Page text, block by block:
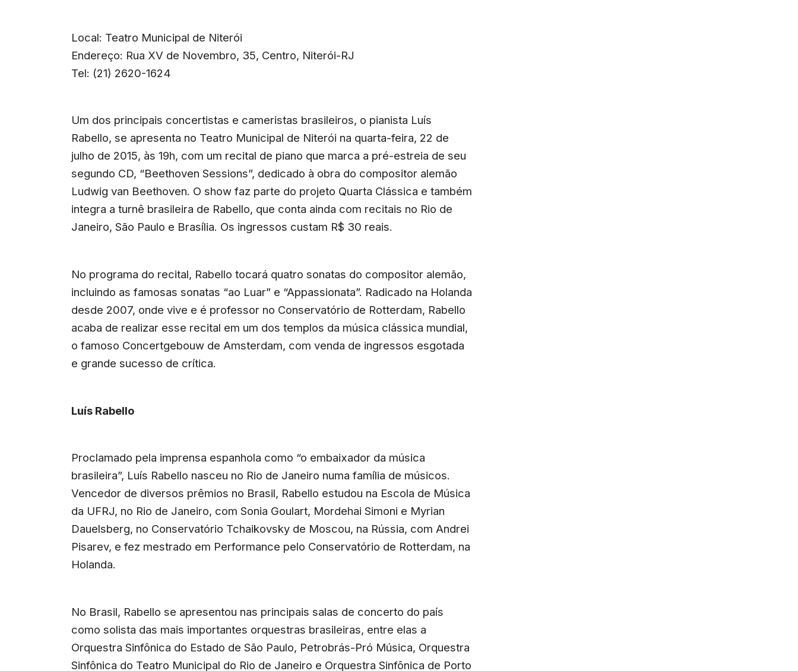
Local: Teatro Municipal de Niterói
Endereço: Rua XV de Novembro, 35, Centro, Niterói-RJ
Tel: (21) 2620-1624
Um dos principais concertistas e cameristas brasileiros, o pianista Luís
Rabello, se apresenta no Teatro Municipal de Niterói na quarta-feira, 22 de
julho de 2015, às 19h, com um recital de piano que marca a pré-estreia de seu
segundo CD, “Beethoven Sessions”, dedicado à obra do compositor alemão
Ludwig van Beethoven. O show faz parte do projeto Quarta Clássica e também
integra a turnê brasileira de Rabello, que conta ainda com recitais no Rio de
Janeiro, São Paulo e Brasília. Os ingressos custam R$ 30 reais.
No programa do recital, Rabello tocará quatro sonatas do compositor alemão,
incluindo as famosas sonatas “ao Luar” e “Appassionata”. Radicado na Holanda
desde 2007, onde vive e é professor no Conservatório de Rotterdam, Rabello
acaba de realizar esse recital em um dos templos da música clássica mundial,
o famoso Concertgebouw de Amsterdam, com venda de ingressos esgotada
e grande sucesso de crítica.
Luís Rabello
Proclamado pela imprensa espanhola como “o embaixador da música
brasileira”, Luís Rabello nasceu no Rio de Janeiro numa família de músicos.
Vencedor de diversos prêmios no Brasil, Rabello estudou na Escola de Música
da UFRJ, no Rio de Janeiro, com Sonia Goulart, Mordehai Simoni e Myrian
Dauelsberg, no Conservatório Tchaikovsky de Moscou, na Rússia, com Andrei
Pisarev, e fez mestrado em Performance pelo Conservatório de Rotterdam, na
Holanda.
No Brasil, Rabello se apresentou nas principais salas de concerto do país
como solista das mais importantes orquestras brasileiras, entre elas a
Orquestra Sinfônica do Estado de São Paulo, Petrobrás-Pró Música, Orquestra
Sinfônica do Teatro Municipal do Rio de Janeiro e Orquestra Sinfônica de Porto